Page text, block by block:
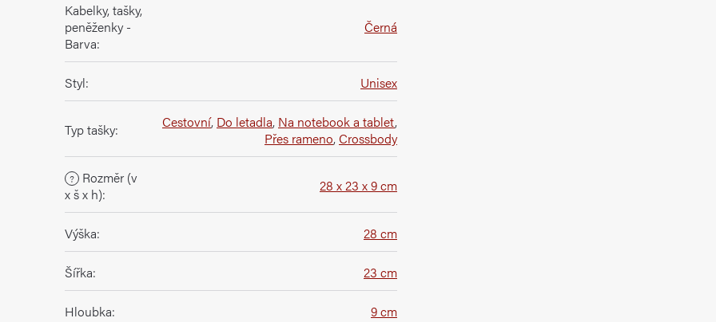
Kabelky, tašky,
peněženky -
Barva:
Černá
Styl: Unisex
Typ tašky: Cestovní, Do letadla, Na notebook a tablet,
Přes rameno,Crossbody
?
Rozměr (v
x š x h): 28 x 23 x 9 cm
Výška: 28 cm
Šířka: 23 cm
Hloubka: 9 cm